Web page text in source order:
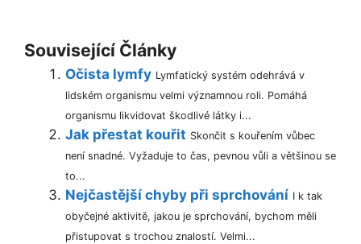
Související Články
Očista lymfy Lymfatický systém odehrává v
lidském organismu velmi významnou roli. Pomáhá
organismu likvidovat škodlivé látky i...
Jak přestat kouřit Skončit s kouřením vůbec
není snadné. Vyžaduje to čas, pevnou vůli a většinou se
to...
Nejčastější chyby při sprchování I k tak
obyčejné aktivitě, jakou je sprchování, bychom měli
přistupovat s trochou znalostí. Velmi...